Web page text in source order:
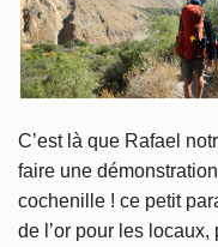
C’est là que Rafael
faire une
cochenille ! ce petit
de l’or pour les locaux,